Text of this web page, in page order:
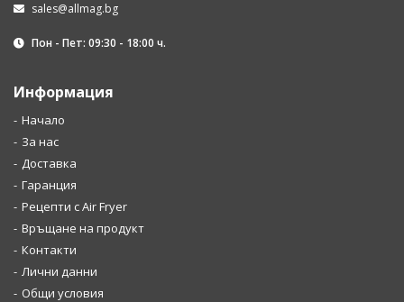
sales@allmag.bg
Пон - Пет: 09:30 - 18:00 ч.
Информация
Начало
За нас
Доставка
Гаранция
Рецепти с Air Fryer
Връщане на продукт
Контакти
Лични данни
Общи условия